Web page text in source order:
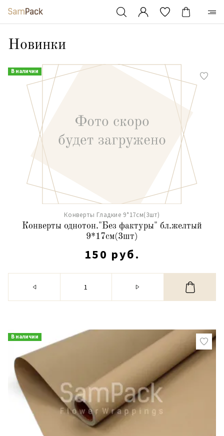
Новинки
В наличии
Конверты Гладкие 9*17см(3шт)
Конверты однотон."Без фактуры" бл.желтый
9*17см(3шт)
150 руб.
В наличии